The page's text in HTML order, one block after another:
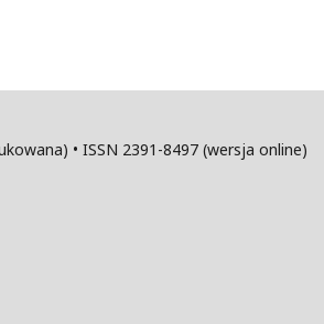
• ISSN 2391-8497 (wersja online)